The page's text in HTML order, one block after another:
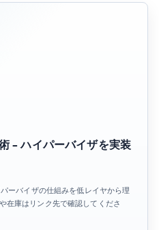
– ハイパーバイザを実装
ーバイザの仕組みを低レイヤから理
在庫はリンク先で確認してくださ